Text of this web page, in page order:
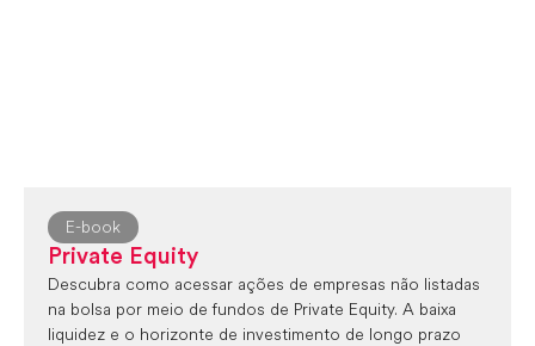
E-book
Private Equity
Descubra como acessar ações de empresas não listadas
na bolsa por meio de fundos de Private Equity. A baixa
liquidez e o horizonte de investimento de longo prazo